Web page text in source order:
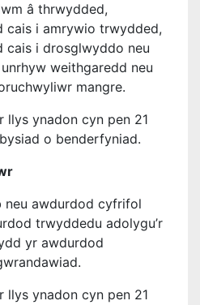
â thrwydded,
cais i amrywio trwydded,
i drosglwyddo neu
weithgaredd neu
mangre.
llys ynadon cyn pen 21
o benderfyniad.
neu awdurdod cyfrifol
trwyddedu adolygu’r
yr awdurdod
llys ynadon cyn pen 21